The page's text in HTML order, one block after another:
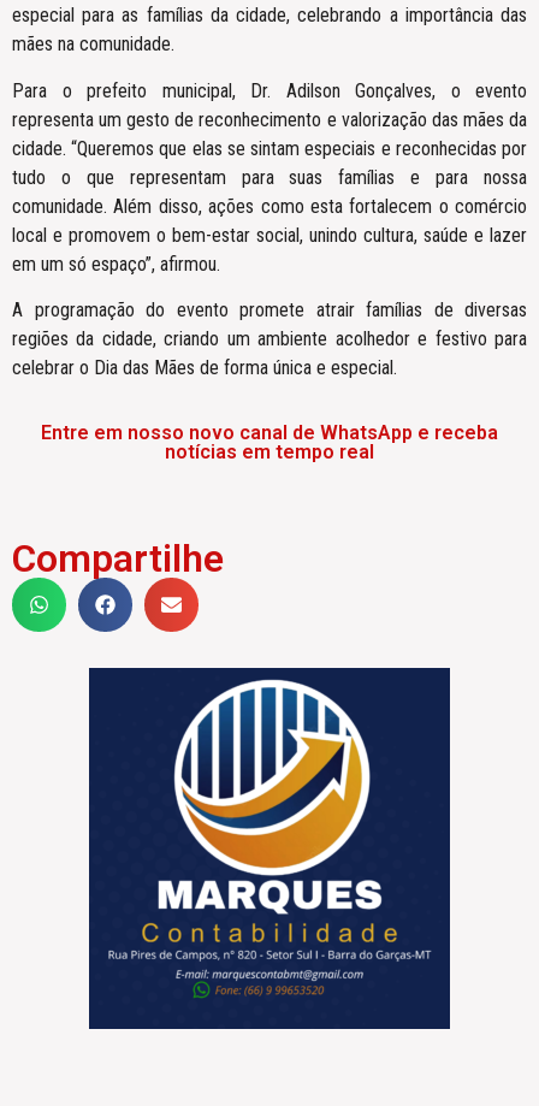
especial para as famílias da cidade, celebrando a importância das
mães na comunidade.
Para o prefeito municipal, Dr. Adilson Gonçalves, o evento
representa um gesto de reconhecimento e valorização das mães da
cidade. “Queremos que elas se sintam especiais e reconhecidas por
tudo o que representam para suas famílias e para nossa
comunidade. Além disso, ações como esta fortalecem o comércio
local e promovem o bem-estar social, unindo cultura, saúde e lazer
em um só espaço”, afirmou.
A programação do evento promete atrair famílias de diversas
regiões da cidade, criando um ambiente acolhedor e festivo para
celebrar o Dia das Mães de forma única e especial.
Entre em nosso novo canal de WhatsApp e receba
notícias em tempo real
Compartilhe